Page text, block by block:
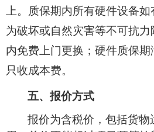
上。质保期内所有硬件设备
为破坏或自然灾害等不可抗
内免费上门更换；硬件质保
只收成本费。
五、报价方式
报价为含税价，包括货物